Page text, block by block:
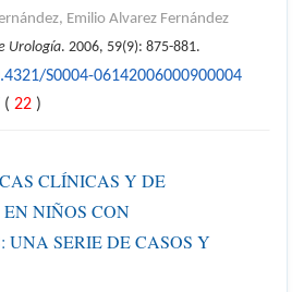
Emilio Alvarez Fernández
Urología. 2006, 59(9): 875-881.
S0004-06142006000900004
( 22 )
CLÍNICAS Y DE
NIÑOS CON
UNA SERIE DE CASOS Y